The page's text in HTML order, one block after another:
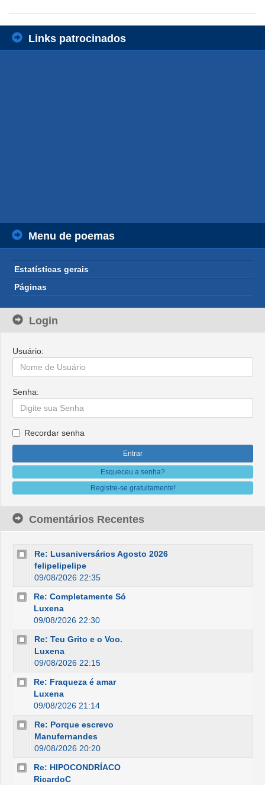
Links patrocinados
Menu de poemas
Estatísticas gerais
Páginas
Login
Usuário:
Senha:
Recordar senha
Esqueceu a senha?
Registre-se gratuitamente!
Comentários Recentes
Re: Lusaniversários Agosto 2026
felipelipelipe
09/08/2026 22:35
Re: Completamente Só
Luxena
09/08/2026 22:30
Re: Teu Grito e o Voo.
Luxena
09/08/2026 22:15
Re: Fraqueza é amar
Luxena
09/08/2026 21:14
Re: Porque escrevo
Manufernandes
09/08/2026 20:20
Re: HIPOCONDRÍACO
RicardoC